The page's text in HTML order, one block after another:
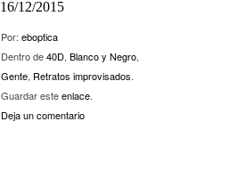
16/12/2015
Por: eboptica
Dentro de40D, Blanco y Negro,
Gente, Retratos improvisados.
Guardar esteenlace.
Deja un comentario